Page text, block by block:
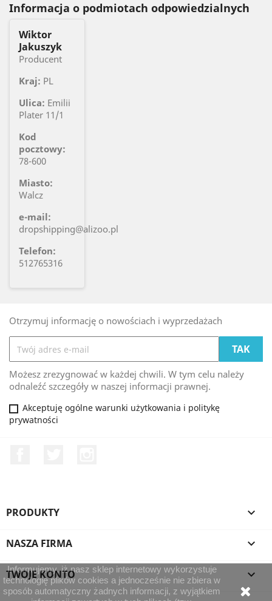
Informacja o podmiotach odpowiedzialnych
Wiktor
Jakuszyk
Producent
Kraj: PL
Ulica: Emilii
Plater 11/1
Kod
pocztowy:
78-600
Miasto:
Walcz
e-mail:
dropshipping@alizoo.pl
Telefon:
512765316
Otrzymuj informację o nowościach i wyprzedażach
Możesz zrezygnować w każdej chwili. W tym celu należy
odnaleźć szczegóły w naszej informacji prawnej.
Akceptuję ogólne warunki użytkowania i politykę
prywatności
PRODUKTY 
NASZA FIRMA 
TWOJE KONTO 
Informujemy, iż nasz sklep internetowy wykorzystuje
technologię plików cookies a jednocześnie nie zbiera w
sposób automatyczny żadnych informacji, z wyjątkiem